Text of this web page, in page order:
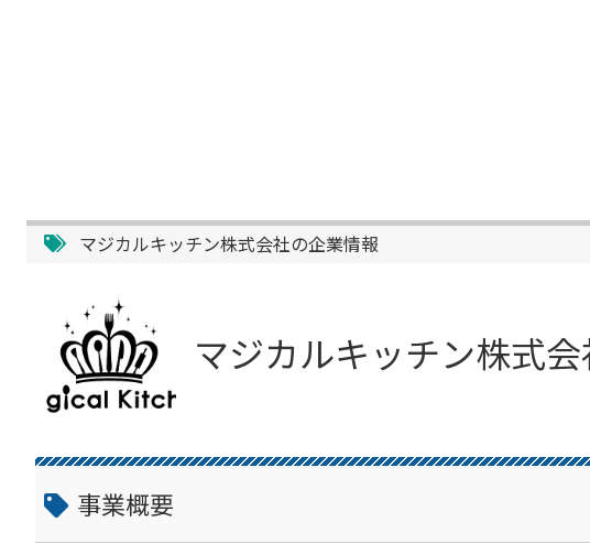
マジカルキッチン株式会社の企業情報
マジカルキッチン株式会
事業概要